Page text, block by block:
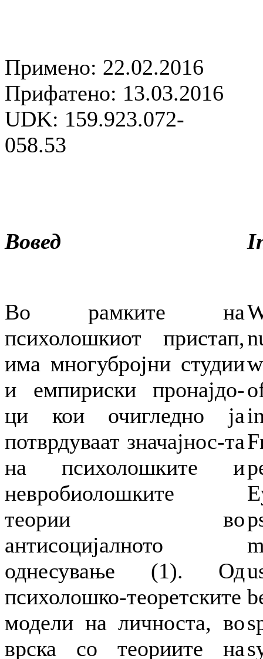
Примено: 22.02.2016
Прифатено: 13.03.2016
UDK: 159.923.072-
058.53
Вовед
Во рамките на
психолошкиот пристап,
има многубројни студии
и емпириски пронајдо-
ци кои очигледно ја
потврдуваат значајнос-та
на психолошките и
невробиолошките
теории во
антисоцијалното
однесување (1). Од
психолошко-теоретските
модели на личноста, во
врска со теориите на